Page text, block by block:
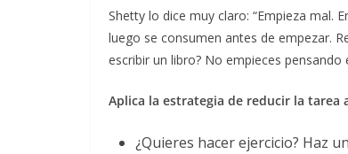
Shetty lo dice muy claro: “Empieza mal.
luego se consumen antes de empezar.
escribir un libro? No empieces
Aplica la estrategia de reducir la tarea
¿Quieres hacer ejercicio? Haz